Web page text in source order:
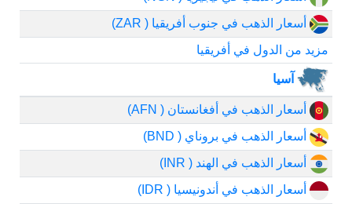
أسعار الذهب في جنوب أفريقيا ( ZAR)
مزيد من الدول في أفريقيا
آسيا
أسعار الذهب في أفغانستان ( AFN)
أسعار الذهب في بروناي ( BND)
أسعار الذهب في الهند ( INR)
أسعار الذهب في أندونيسيا ( IDR)